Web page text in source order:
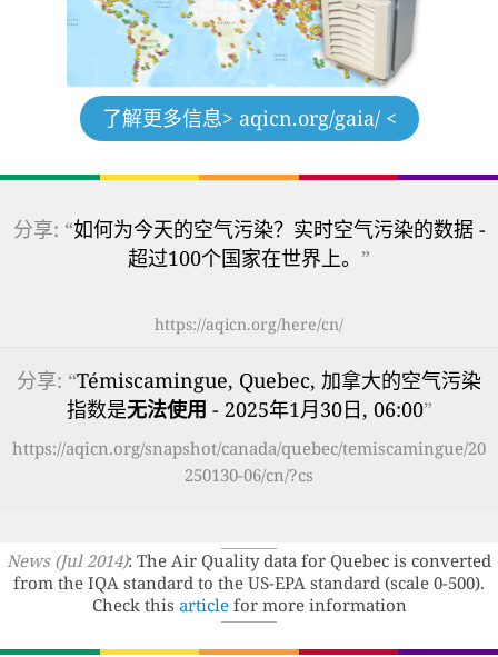
了解更多信息> aqicn.org/gaia/ <
分享: “如何为今天的空气污染？实时空气污染的数据 -
超过100个国家在世界上。 ”
https://aqicn.org/here/cn/
分享: “Témiscamingue, Quebec, 加拿大的空气污染
指数是无法使用 - 2025年1月30日, 06:00”
https://aqicn.org/snapshot/canada/quebec/temiscamingue/20
250130-06/cn/?cs
News (Jul 2014): The Air Quality data for Quebec is converted
from the IQA standard to the US-EPA standard (scale 0-500).
Check this articlefor more information